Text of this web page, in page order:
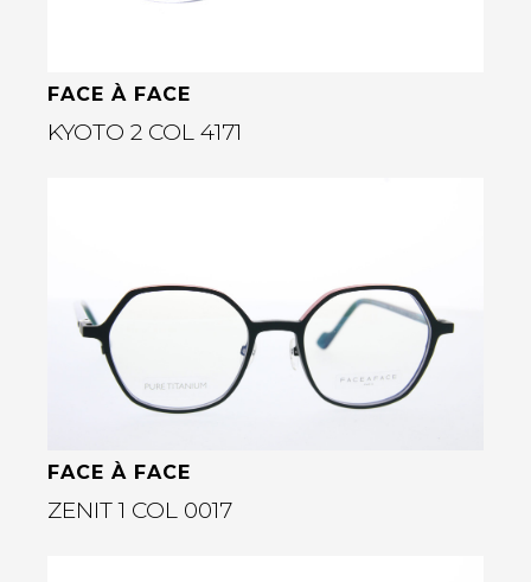
FACE À FACE
KYOTO 2 COL 4171
FACE À FACE
ZENIT 1 COL 0017